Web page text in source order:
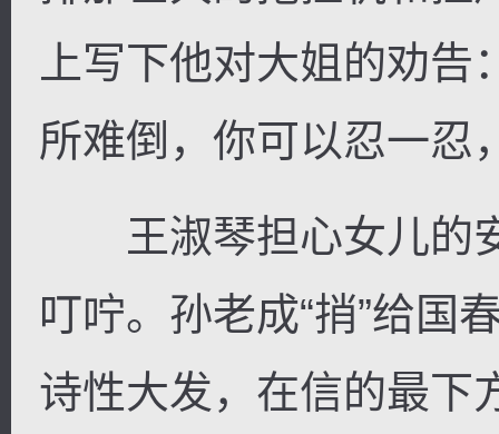
上写下他对大姐的劝
所难倒，你可以忍一
王淑琴担心女儿的
叮咛。孙老成“捎”给国
诗性大发，在信的最下